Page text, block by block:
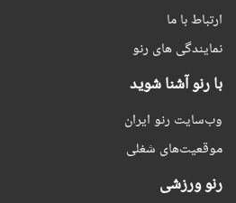
ارتباط با ما
نمایندگی های رنو
با رنو آشنا شوید
وب‌سایت رنو ایران
موقعیت‌های شغلی
رنو ورزشی